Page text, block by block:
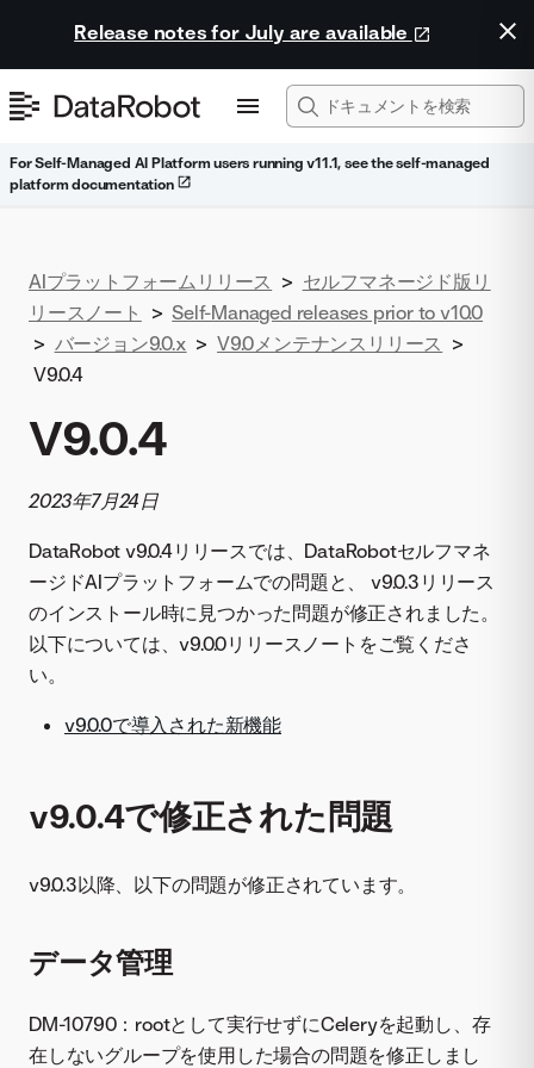
Release notes for July are available
For Self-Managed AI Platform users running v11.1, see the self-managed
platform documentation
AIプラットフォームリリース > セルフマネージド版リ
リースノート
> Self-Managed releases prior to v10.0
> バージョン9.0.x > V9.0メンテナンスリリース >
V9.0.4
V9.0.4
2023年7月24日
DataRobot v9.0.4リリースでは、DataRobotセルフマネ
ージドAIプラットフォームでの問題と、 v9.0.3リリース
のインストール時に見つかった問題が修正されました。
以下については、v9.0.0リリースノートをご覧くださ
い。
v9.0.0で導入された新機能
v9.0.4で修正された問題
v9.0.3以降、以下の問題が修正されています。
データ管理
DM-10790：rootとして実行せずにCeleryを起動し、存
在しないグループを使用した場合の問題を修正しまし